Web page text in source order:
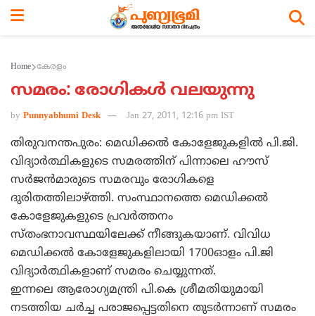
Home കേരളം
സമരം: രോഗികള്‍ വലയുന്നു
by Punnyabhumi Desk Jan 27, 2011, 12:16 pm IST
തിരുവനന്തപുരം: മെഡിക്കല്‍ കോളേജുകളില്‍ പി.ജി.
വിദ്യാര്‍ത്ഥികളുടെ സമരത്തിന്‌ പിന്നാലെ ഹൗസ്‌
സര്‍ജന്‍മാരുടെ സമരവും രോഗികളെ
ദുരിതത്തിലാഴ്ത്തി. സംസ്ഥാനത്തെ മെഡിക്കല്‍
കോളേജുകളുടെ പ്രവര്‍ത്തനം
സ്‌തംഭനാവസ്ഥയിലേക്ക്‌ നീങ്ങുകയാണ്‌. വിവിധ
മെഡിക്കല്‍ കോളേജുകളിലായി 1700ഓളം പി.ജി
വിദ്യാര്‍ത്ഥികളാണ്‌ സമരം ചെയ്യുന്നത്‌.
ഇന്നലെ ആരോഗ്യമന്ത്രി പി.കെ ശ്രീമതിയുമായി
നടത്തിയ ചര്‍ച്ച പരാജപ്പെട്ടതിനെ തുടര്‍ന്നാണ്‌ സമരം